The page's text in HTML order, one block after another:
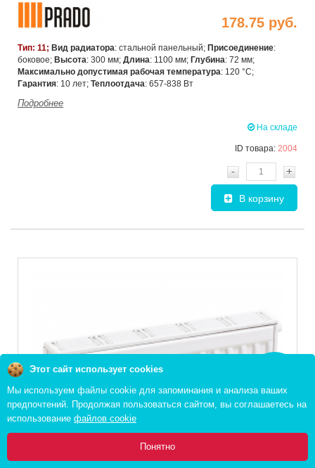
Главная Каталог Инфо Избранное Корзина:
178.75 руб.
Тип: 11; Вид радиатора: стальной панельный; Присоединение:
боковое; Высота: 300 мм; Длина: 1100 мм; Глубина: 72 мм;
Максимально допустимая рабочая температура: 120 °C;
Гарантия: 10 лет; Теплоотдача: 657-838 Вт
Подробнее
На складе
ID товара: 2004
- +
В корзину
Этот сайт использует cookies
Мы используем файлы cookie для запоминания и анализа ваших
предпочтений. Продолжая пользоваться сайтом, вы соглашаетесь на
использование файлов cookie
Понятно